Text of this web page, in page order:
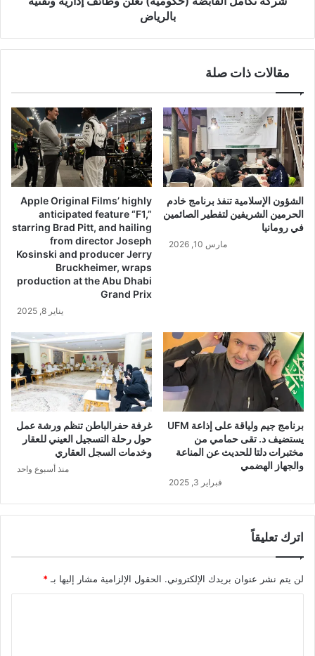
بالرياض
مقالات ذات صلة
Apple Original Films’ highly
anticipated feature “F1,”
starring Brad Pitt, and hailing
from director Joseph
Kosinski and producer Jerry
Bruckheimer, wraps
production at the Abu Dhabi
Grand Prix
يناير 8, 2025
الشؤون الإسلامية تنفذ برنامج خادم
الحرمين الشريفين لتفطير الصائمين
في رومانيا
مارس 10, 2026
غرفة حفرالباطن تنظم ورشة عمل
حول رحلة التسجيل العيني للعقار
وخدمات السجل العقاري
منذ أسبوع واحد
برنامج جيم ولياقة على إذاعة UFM
يستضيف د. تقى حمامي من
مختبرات دلتا للحديث عن المناعة
والجهاز الهضمي
فبراير 3, 2025
اترك تعليقاً
لن يتم نشر عنوان بريدك الإلكتروني. الحقول الإلزامية مشار إليها بـ *